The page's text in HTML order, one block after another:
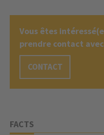
Vous êtes
prendre contact
CONTACT
FACTS